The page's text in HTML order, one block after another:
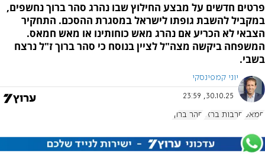
פרטים חדשים על מבצע החילוץ שבו נהרג סהר ברוך נחשפים,
במקביל להשבת גופתו לישראל במסגרת ההסכם. התחקיר
הצבאי לא הכריע אם נהרג מאש כוחותינו או מאש חמאס.
המשפחה ביקשה מצה"ל לציין בנוסח כי סהר ברוך ז"ל נרצח
בשבי.
יוני קמפינסקי
30.10.25, 23:59
חמאס חרבות ברזל סהר ברוך